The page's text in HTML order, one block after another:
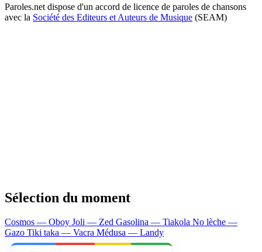
Paroles.net dispose d'un accord de licence de paroles de chansons
avec la Société des Editeurs et Auteurs de Musique (SEAM)
Sélection du moment
Cosmos — Oboy Joli — Zed Gasolina — Tiakola No lèche —
Gazo Tiki taka — Vacra Médusa — Landy